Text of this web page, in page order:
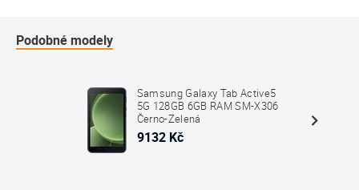
Podobné modely
Samsung Galaxy Tab Active5
5G 128GB 6GB RAM SM-X306
Černo-Zelená
9132 Kč